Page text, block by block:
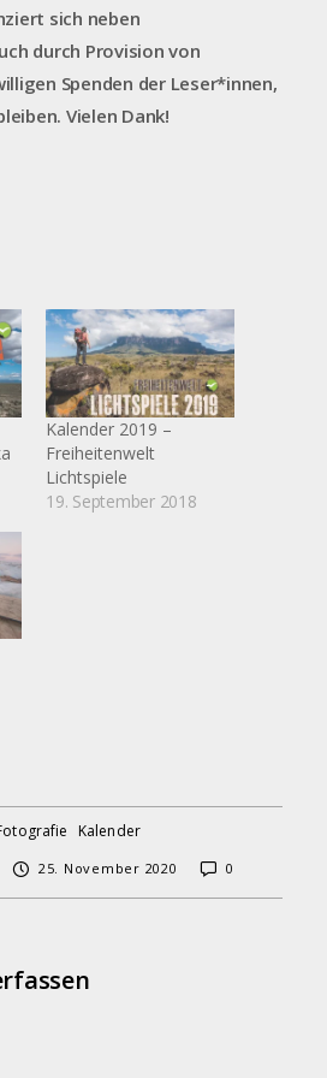
sich neben
durch Provision von
Spenden der Leser*innen,
Vielen Dank!
Kalender 2019 –
Freiheitenwelt
Lichtspiele
19. September 2018
Kalender
25. November 2020 0